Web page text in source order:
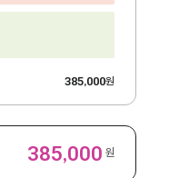
385,000원
385,000 원